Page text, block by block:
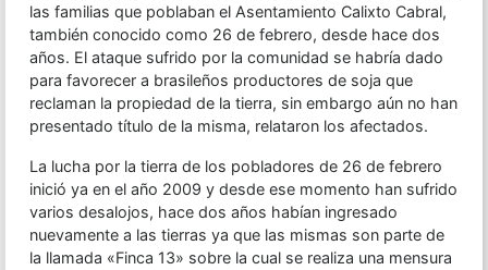
las familias que poblaban el Asentamiento Calixto Cabral,
también conocido como 26 de febrero, desde hace dos
años. El ataque sufrido por la comunidad se habría dado
para favorecer a brasileños productores de soja que
reclaman la propiedad de la tierra, sin embargo aún no han
presentado título de la misma, relataron los afectados.
La lucha por la tierra de los pobladores de 26 de febrero
inició ya en el año 2009 y desde ese momento han sufrido
varios desalojos, hace dos años habían ingresado
nuevamente a las tierras ya que las mismas son parte de
la llamada «Finca 13» sobre la cual se realiza una mensura